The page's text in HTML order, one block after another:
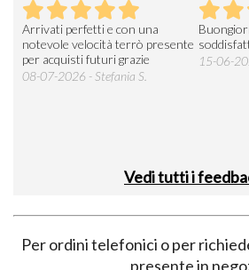
Arrivati perfetti e con una
notevole velocità terrò presente
per acquisti futuri grazie
08-07-2026 - Stefania S.
15-06-
Vedi tutti i
Per ordini telefonici o per
presente in